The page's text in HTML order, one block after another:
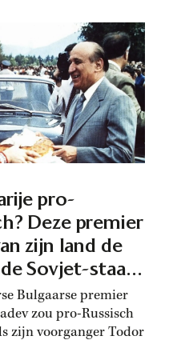
pro-
Deze premier
zijn land de
Sovjet-staat
Bulgaarse premier
zou pro-Russisch
zijn voorganger Todor